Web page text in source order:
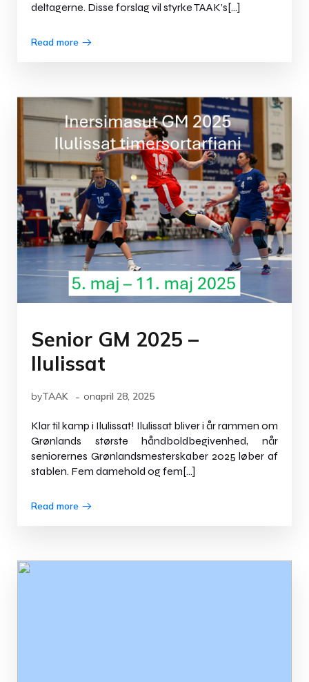
deltagerne. Disse forslag vil styrke TAAK’s[…]
Read more
Senior GM 2025 –
Ilulissat
byTAAK - onapril 28, 2025
Klar til kamp i Ilulissat! Ilulissat bliver i år rammen om
Grønlands største håndboldbegivenhed, når
seniorernes Grønlandsmesterskaber 2025 løber af
stablen. Fem damehold og fem[…]
Read more